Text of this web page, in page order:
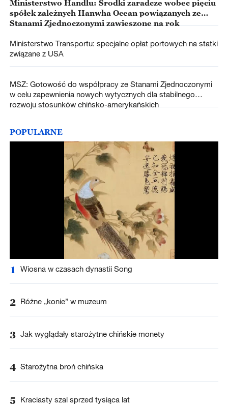
Ministerstwo Handlu: Środki zaradcze wobec pięciu
spółek zależnych Hanwha Ocean powiązanych ze
Stanami Zjednoczonymi zawieszone na rok
Ministerstwo Transportu: specjalne opłat portowych na statki
związane z USA
MSZ: Gotowość do współpracy ze Stanami Zjednoczonymi
w celu zapewnienia nowych wytycznych dla stabilnego
rozwoju stosunków chińsko-amerykańskich
POPULARNE
1 Wiosna w czasach dynastii Song
2 Różne „konie” w muzeum
3 Jak wyglądały starożytne chińskie monety
4 Starożytna broń chińska
5 Kraciasty szal sprzed tysiąca lat